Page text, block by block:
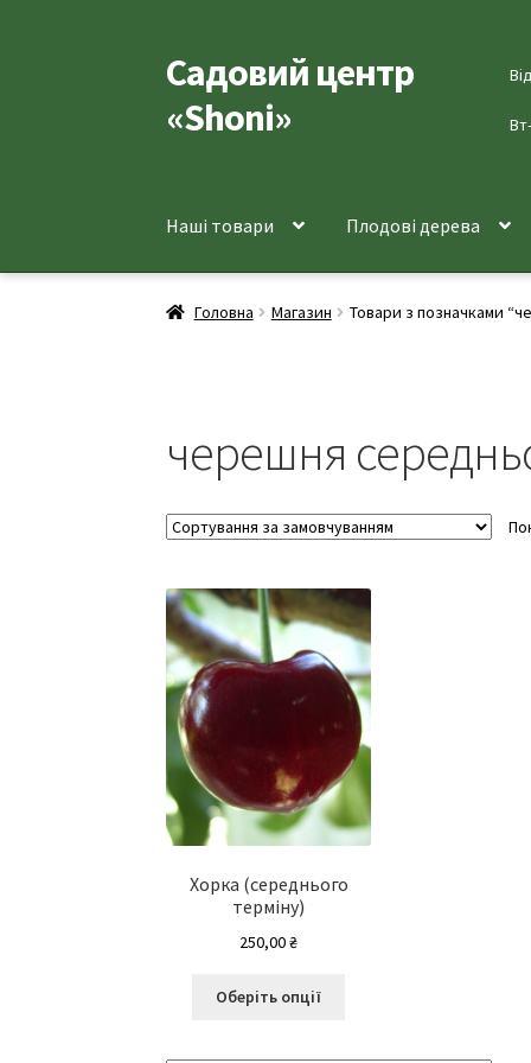
Перейти
до
навігації
Перейти
до
вмісту
Садовий центр
«Shoni»
Наші товари Плодові дерева
Головна Магазин Товари з позначками
черешня
Хорка (середнього
терміну)
250,00₴
Оберіть опції